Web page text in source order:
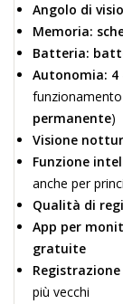
Angolo di
Memoria:
Batteria:
Autonomia: 4
permanente)
Visione
Funzione
anche per
Qualità di
App per
gratuite
più vecchi